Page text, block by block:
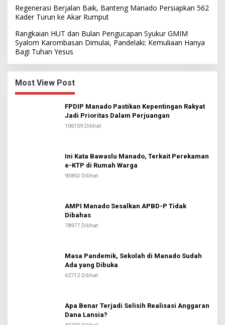
Regenerasi Berjalan Baik, Banteng Manado Persiapkan 562
Kader Turun ke Akar Rumput
Rangkaian HUT dan Bulan Pengucapan Syukur GMIM
Syalom Karombasan Dimulai, Pandelaki: Kemuliaan Hanya
Bagi Tuhan Yesus
Most View Post
FPDIP Manado Pastikan Kepentingan Rakyat
Jadi Prioritas Dalam Perjuangan
106159 Dilihat
Ini Kata Bawaslu Manado, Terkait Perekaman
e-KTP di Rumah Warga
93853 Dilihat
AMPI Manado Sesalkan APBD-P Tidak
Dibahas
78977 Dilihat
Masa Pandemik, Sekolah di Manado Sudah
Ada yang Dibuka
62712 Dilihat
Apa Benar Terjadi Selisih Realisasi Anggaran
Dana Lansia?